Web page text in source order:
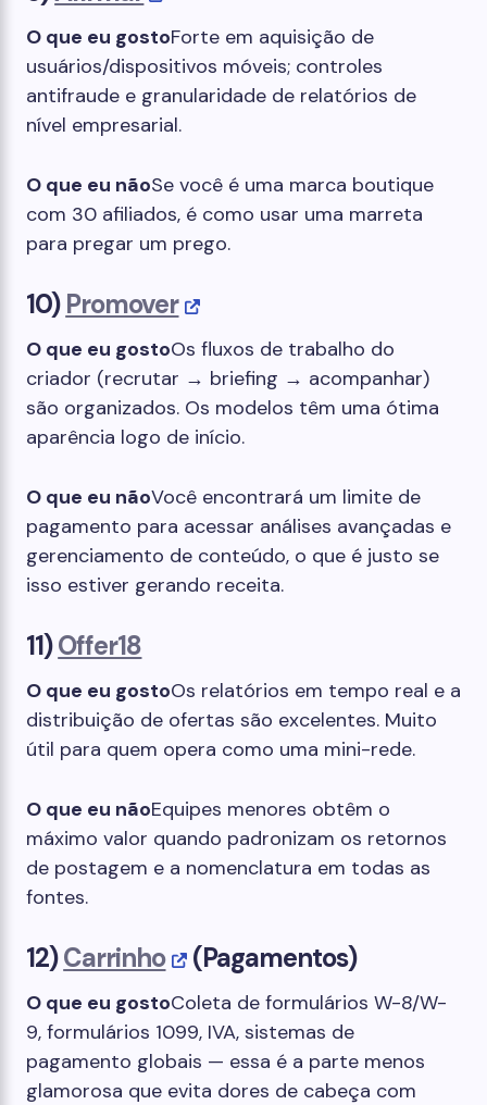
O que eu gostoForte em aquisição de
usuários/dispositivos móveis; controles
antifraude e granularidade de relatórios de
nível empresarial.
O que eu nãoSe você é uma marca boutique
com 30 afiliados, é como usar uma marreta
para pregar um prego.
10)Promover
O que eu gostoOs fluxos de trabalho do
criador (recrutar → briefing → acompanhar)
são organizados. Os modelos têm uma ótima
aparência logo de início.
O que eu nãoVocê encontrará um limite de
pagamento para acessar análises avançadas e
gerenciamento de conteúdo, o que é justo se
isso estiver gerando receita.
11)Offer18
O que eu gostoOs relatórios em tempo real e a
distribuição de ofertas são excelentes. Muito
útil para quem opera como uma mini-rede.
O que eu nãoEquipes menores obtêm o
máximo valor quando padronizam os retornos
de postagem e a nomenclatura em todas as
fontes.
12)Carrinho (Pagamentos)
O que eu gostoColeta de formulários W-8/W-
9, formulários 1099, IVA, sistemas de
pagamento globais — essa é a parte menos
glamorosa que evita dores de cabeça com